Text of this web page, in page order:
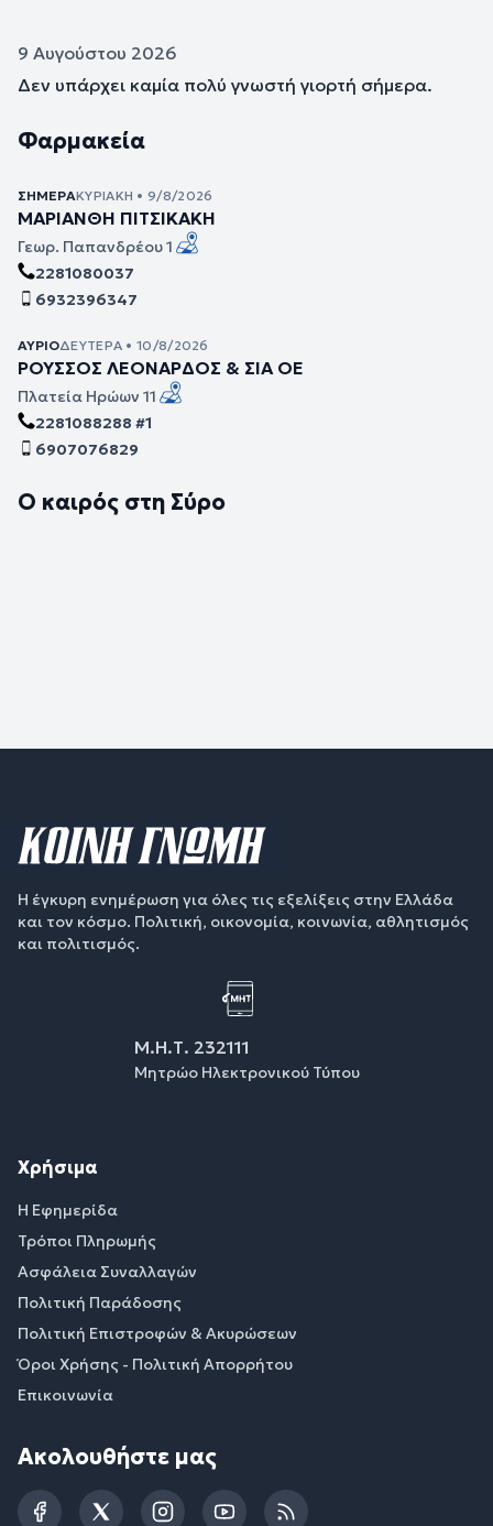
9 Αυγούστου 2026
Δεν υπάρχει καμία πολύ γνωστή γιορτή σήμερα.
Φαρμακεία
ΣΉΜΕΡΑΚΥΡΙΑΚΉ • 9/8/2026
ΜΑΡΙΑΝΘΗ ΠΙΤΣΙΚΑΚΗ
Γεωρ. Παπανδρέου 1
2281080037
6932396347
ΑΎΡΙΟΔΕΥΤΈΡΑ • 10/8/2026
ΡΟΥΣΣΟΣ ΛΕΟΝΑΡΔΟΣ & ΣΙΑ ΟΕ
Πλατεία Ηρώων 11
2281088288 #1
6907076829
Ο καιρός στη Σύρο
Η έγκυρη ενημέρωση για όλες τις εξελίξεις στην Ελλάδα
και τον κόσμο. Πολιτική, οικονομία, κοινωνία, αθλητισμός
και πολιτισμός.
Μ.Η.Τ. 232111
Μητρώο Ηλεκτρονικού Τύπου
Χρήσιμα
Η Εφημερίδα
Τρόποι Πληρωμής
Ασφάλεια Συναλλαγών
Πολιτική Παράδοσης
Πολιτική Επιστροφών & Ακυρώσεων
Όροι Χρήσης - Πολιτική Απορρήτου
Επικοινωνία
Ακολουθήστε μας